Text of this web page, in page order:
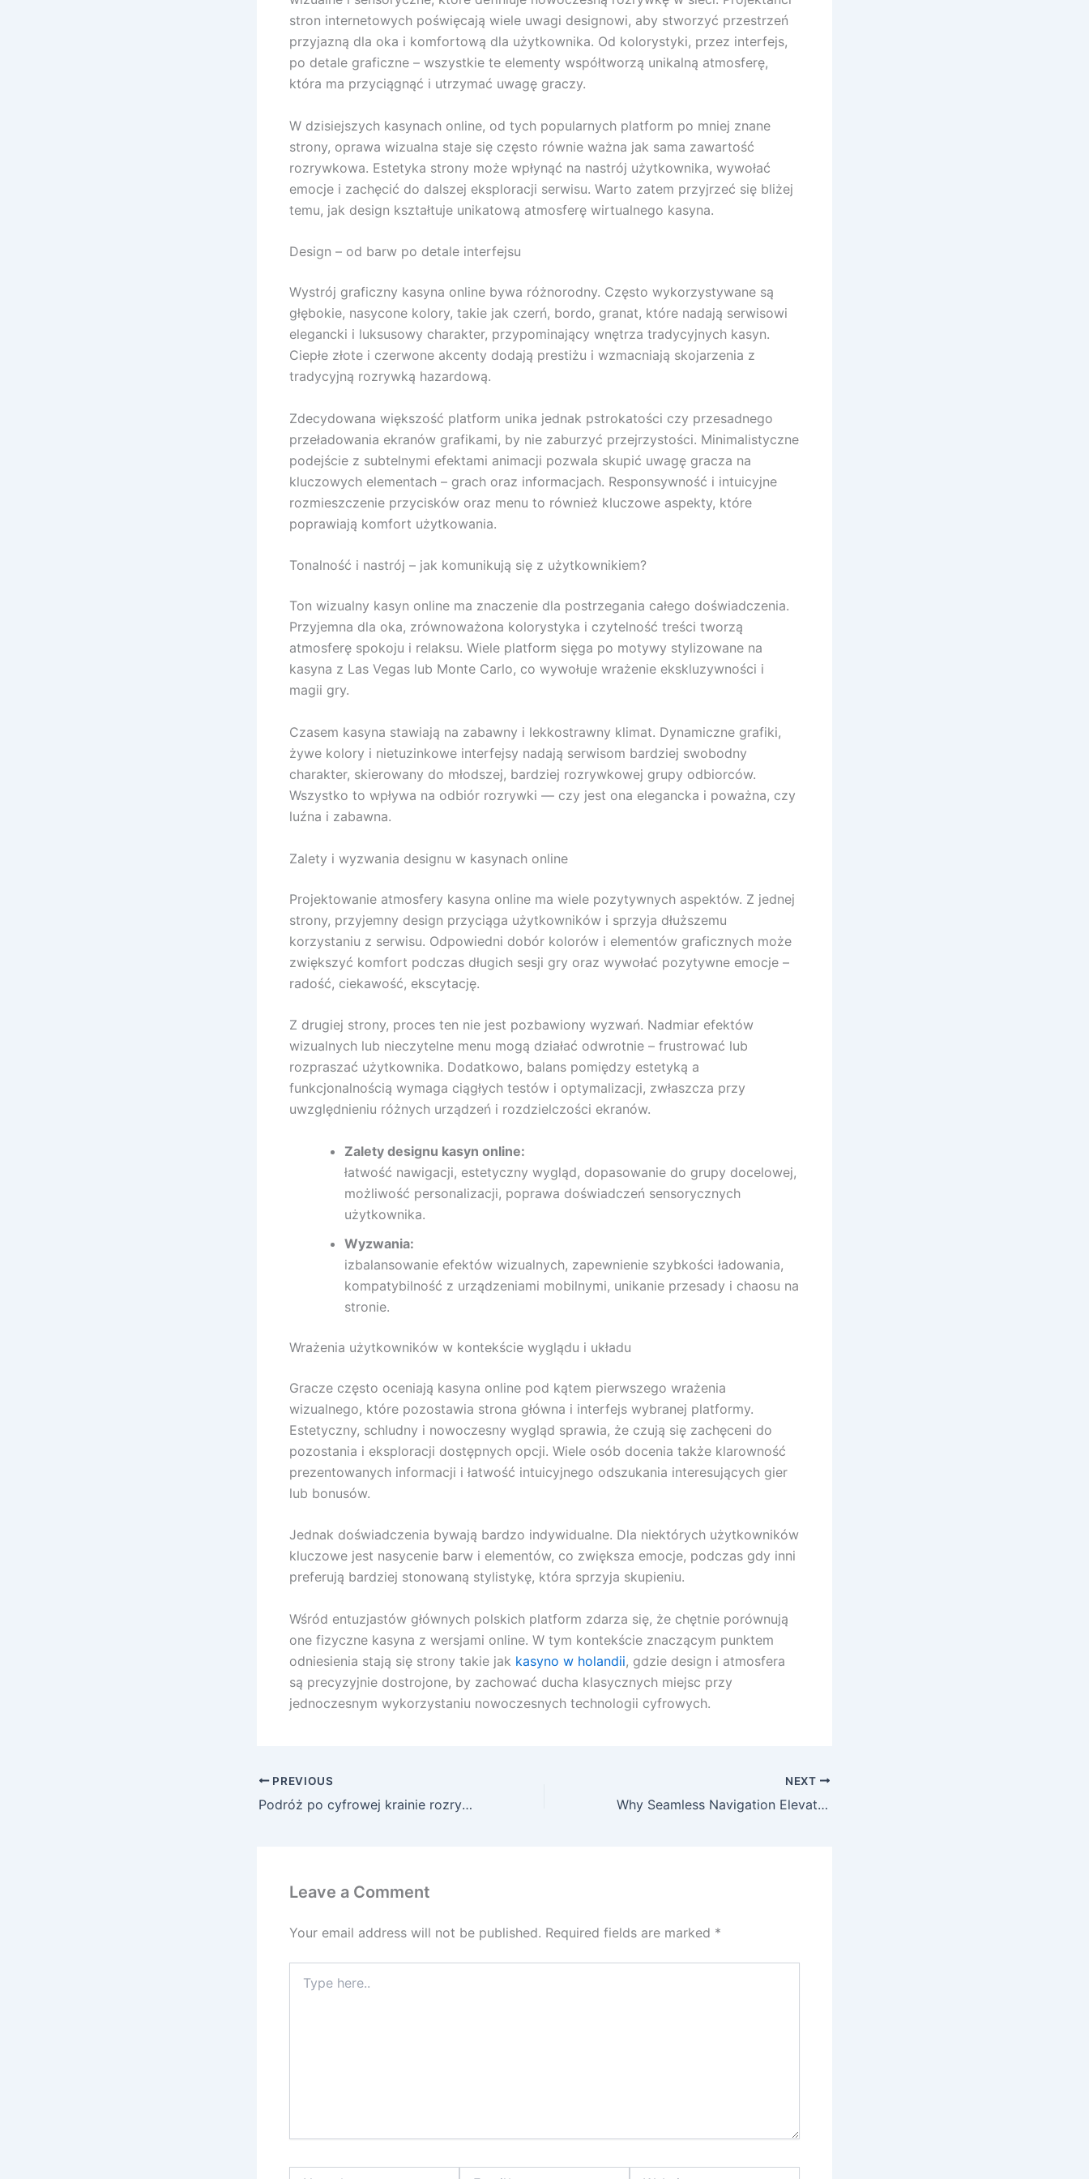
stron internetowych poświęcają wiele uwagi designowi, aby stworzyć przestrzeń
przyjazną dla oka i komfortową dla użytkownika. Od kolorystyki, przez interfejs,
po detale graficzne – wszystkie te elementy współtworzą unikalną atmosferę,
która ma przyciągnąć i utrzymać uwagę graczy.
W dzisiejszych kasynach online, od tych popularnych platform po mniej znane
strony, oprawa wizualna staje się często równie ważna jak sama zawartość
rozrywkowa. Estetyka strony może wpłynąć na nastrój użytkownika, wywołać
emocje i zachęcić do dalszej eksploracji serwisu. Warto zatem przyjrzeć się bliżej
temu, jak design kształtuje unikatową atmosferę wirtualnego kasyna.
Design – od barw po detale interfejsu
Wystrój graficzny kasyna online bywa różnorodny. Często wykorzystywane są
głębokie, nasycone kolory, takie jak czerń, bordo, granat, które nadają serwisowi
elegancki i luksusowy charakter, przypominający wnętrza tradycyjnych kasyn.
Ciepłe złote i czerwone akcenty dodają prestiżu i wzmacniają skojarzenia z
tradycyjną rozrywką hazardową.
Zdecydowana większość platform unika jednak pstrokatości czy przesadnego
przeładowania ekranów grafikami, by nie zaburzyć przejrzystości. Minimalistyczne
podejście z subtelnymi efektami animacji pozwala skupić uwagę gracza na
kluczowych elementach – grach oraz informacjach. Responsywność i intuicyjne
rozmieszczenie przycisków oraz menu to również kluczowe aspekty, które
poprawiają komfort użytkowania.
Tonalność i nastrój – jak komunikują się z użytkownikiem?
Ton wizualny kasyn online ma znaczenie dla postrzegania całego doświadczenia.
Przyjemna dla oka, zrównoważona kolorystyka i czytelność treści tworzą
atmosferę spokoju i relaksu. Wiele platform sięga po motywy stylizowane na
kasyna z Las Vegas lub Monte Carlo, co wywołuje wrażenie ekskluzywności i
magii gry.
Czasem kasyna stawiają na zabawny i lekkostrawny klimat. Dynamiczne grafiki,
żywe kolory i nietuzinkowe interfejsy nadają serwisom bardziej swobodny
charakter, skierowany do młodszej, bardziej rozrywkowej grupy odbiorców.
Wszystko to wpływa na odbiór rozrywki — czy jest ona elegancka i poważna, czy
luźna i zabawna.
Zalety i wyzwania designu w kasynach online
Projektowanie atmosfery kasyna online ma wiele pozytywnych aspektów. Z jednej
strony, przyjemny design przyciąga użytkowników i sprzyja dłuższemu
korzystaniu z serwisu. Odpowiedni dobór kolorów i elementów graficznych może
zwiększyć komfort podczas długich sesji gry oraz wywołać pozytywne emocje –
radość, ciekawość, ekscytację.
Z drugiej strony, proces ten nie jest pozbawiony wyzwań. Nadmiar efektów
wizualnych lub nieczytelne menu mogą działać odwrotnie – frustrować lub
rozpraszać użytkownika. Dodatkowo, balans pomiędzy estetyką a
funkcjonalnością wymaga ciągłych testów i optymalizacji, zwłaszcza przy
uwzględnieniu różnych urządzeń i rozdzielczości ekranów.
Zalety designu kasyn online:
łatwość nawigacji, estetyczny wygląd, dopasowanie do grupy docelowej,
możliwość personalizacji, poprawa doświadczeń sensorycznych
użytkownika.
Wyzwania:
izbalansowanie efektów wizualnych, zapewnienie szybkości ładowania,
kompatybilność z urządzeniami mobilnymi, unikanie przesady i chaosu na
stronie.
Wrażenia użytkowników w kontekście wyglądu i układu
Gracze często oceniają kasyna online pod kątem pierwszego wrażenia
wizualnego, które pozostawia strona główna i interfejs wybranej platformy.
Estetyczny, schludny i nowoczesny wygląd sprawia, że czują się zachęceni do
pozostania i eksploracji dostępnych opcji. Wiele osób docenia także klarowność
prezentowanych informacji i łatwość intuicyjnego odszukania interesujących gier
lub bonusów.
Jednak doświadczenia bywają bardzo indywidualne. Dla niektórych użytkowników
kluczowe jest nasycenie barw i elementów, co zwiększa emocje, podczas gdy inni
preferują bardziej stonowaną stylistykę, która sprzyja skupieniu.
Wśród entuzjastów głównych polskich platform zdarza się, że chętnie porównują
one fizyczne kasyna z wersjami online. W tym kontekście znaczącym punktem
odniesienia stają się strony takie jak kasyno w holandii, gdzie design i atmosfera
są precyzyjnie dostrojone, by zachować ducha klasycznych miejsc przy
jednoczesnym wykorzystaniu nowoczesnych technologii cyfrowych.
PREVIOUS
Podróż po cyfrowej krainie rozrywki – jak żyje się w świecie kasyn online na ekranie smartfona
NEXT
Why Seamless Navigation Elevates the Diverse World of Online Casino Entertainment
Leave a Comment
Your email address will not be published. Required fields are marked *
here..